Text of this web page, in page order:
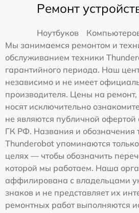
Ремонт
Ноутбуков
Мы занимаемся ремонтом и
обслуживанием техники
гарантийного периода. Наш
независимо и не имеет
производителя. Цены на
носят исключительно
не являются публичной офертой
ГК РФ. Названия и обозначения
Thunderobot упоминаются
целях — чтобы обозначить
которой мы работаем. Наша
аффилирована с владельцами
знаков и не представляет их
ремонтных работ выполняются